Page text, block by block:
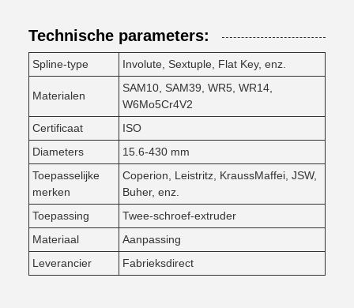
Technische parameters:
Spline-type Involute, Sextuple, Flat Key, enz.
Materialen
SAM10, SAM39, WR5, WR14,
W6Mo5Cr4V2
Certificaat
ISO
Diameters
15.6-430 mm
Toepasselijke
merken
Coperion, Leistritz, KraussMaffei, JSW,
Buher, enz.
Toepassing
Twee-schroef-extruder
Materiaal
Aanpassing
Leverancier
Fabrieksdirect